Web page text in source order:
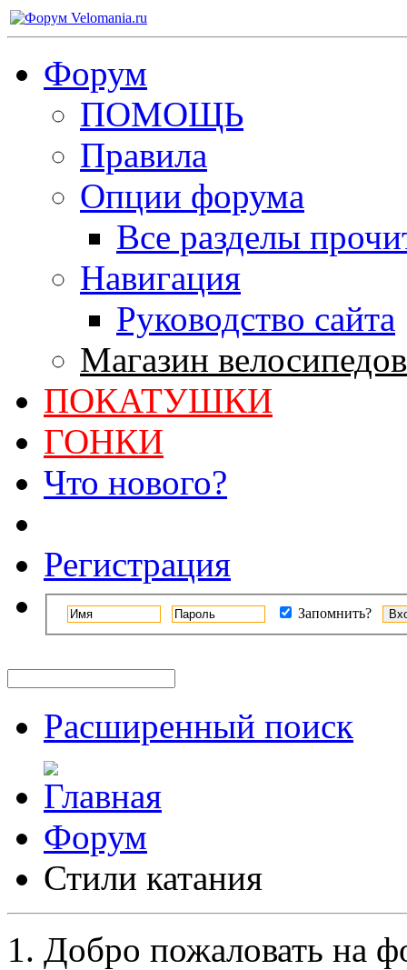
Форум
ПОМОЩЬ
Правила
Опции форума
Все разделы
Навигация
Руководство сайта
Магазин
ПОКАТУШКИ
ГОНКИ
Что нового?
Регистрация
Запомнить?
Расширенный поиск
Форум
Стили катания
Добро пожаловать на